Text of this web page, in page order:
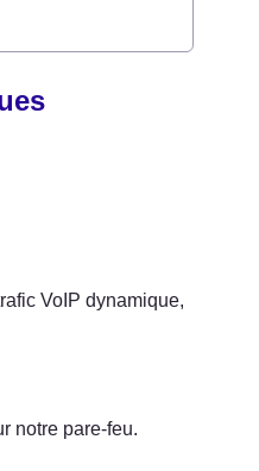
VoIP dynamique,
notre pare-feu.